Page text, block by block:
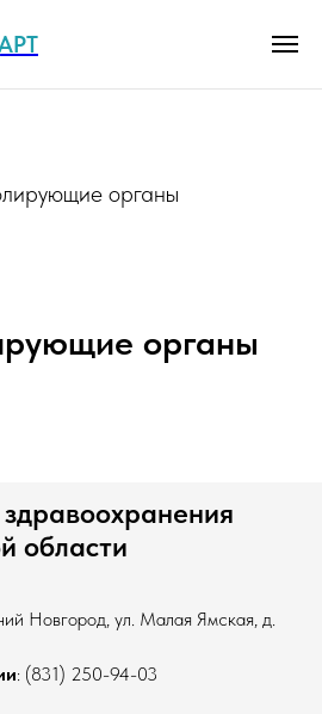
органы
органы
области
Новгород, ул. Малая Ямская, д.
: (831) 250-94-03